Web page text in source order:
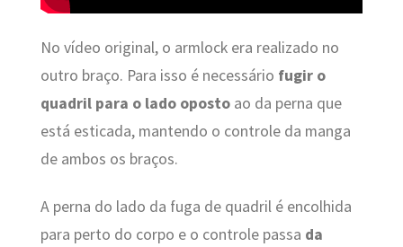
No vídeo original, o armlock era realizado no
outro braço. Para isso é necessário fugir o
quadril para o lado opostoao da perna que
está esticada, mantendo o controle da manga
de ambos os braços.
A perna do lado da fuga de quadril é encolhida
para perto do corpo e o controle passa da